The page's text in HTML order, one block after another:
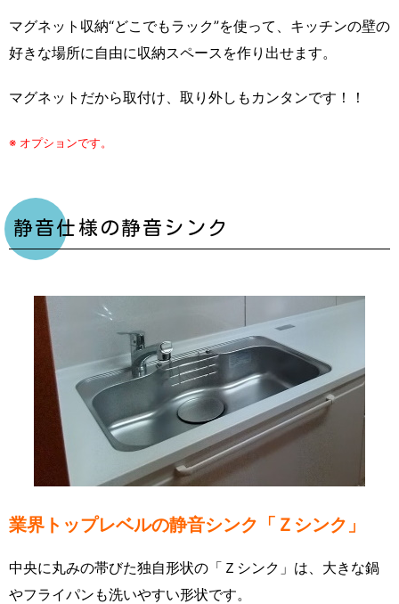
マグネット収納“どこでもラック”を使って、キッチンの壁の
好きな場所に自由に収納スペースを作り出せます。
マグネットだから取付け、取り外しもカンタンです！！
※ オプションです。
静音仕様の静音シンク
業界トップレベルの静音シンク「Ｚシンク」
中央に丸みの帯びた独自形状の「Ｚシンク」は、大きな鍋
やフライパンも洗いやすい形状です。